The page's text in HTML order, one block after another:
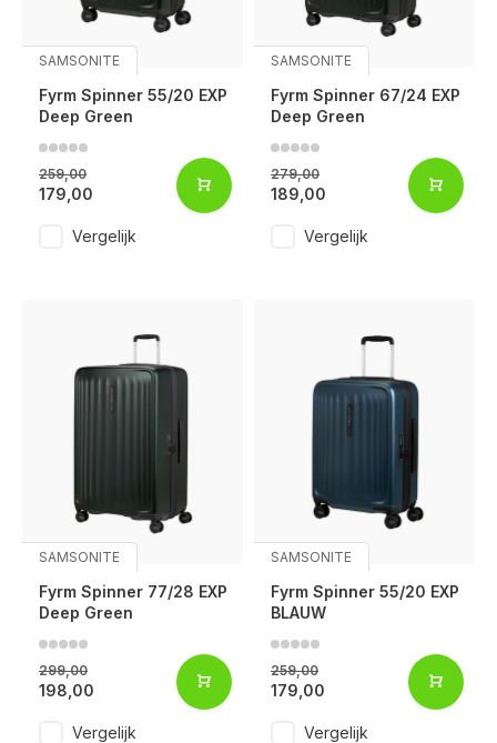
Voor 17:00 besteld, is vandaag verzonden (ma-vr)
SAMSONITE
Fyrm Spinner 55/20 EXP
Deep Green
259,00
179,00
Vergelijk
SAMSONITE
Fyrm Spinner 67/24 EXP
Deep Green
279,00
189,00
Vergelijk
SAMSONITE
Fyrm Spinner 77/28 EXP
Deep Green
299,00
198,00
Vergelijk
SAMSONITE
Fyrm Spinner 55/20 EXP
BLAUW
259,00
179,00
Vergelijk